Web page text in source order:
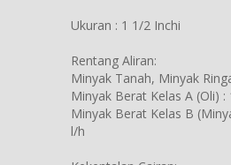
Ukuran : 1 1/2 Inchi
Rentang Aliran:
Minyak Tanah, Minyak
Minyak Berat Kelas A (Oli)
Minyak Berat Kelas B
l/h